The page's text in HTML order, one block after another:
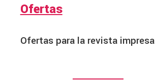
Ofertas
Ofertas para la revista impresa